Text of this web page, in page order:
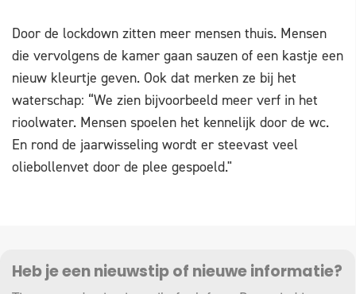
Door de lockdown zitten meer mensen thuis. Mensen
die vervolgens de kamer gaan sauzen of een kastje een
nieuw kleurtje geven. Ook dat merken ze bij het
waterschap: “We zien bijvoorbeeld meer verf in het
rioolwater. Mensen spoelen het kennelijk door de wc.
En rond de jaarwisseling wordt er steevast veel
oliebollenvet door de plee gespoeld."
Heb je een nieuwstip of nieuwe informatie?